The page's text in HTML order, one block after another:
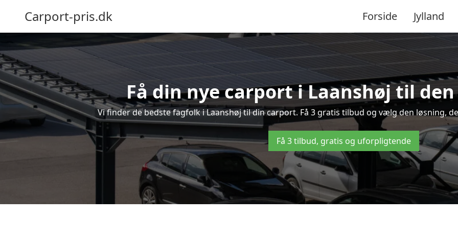
Carport-pris.dk Forside Jylland
Få din nye carport i Laanshøj til
Vi finder de bedste fagfolk i Laanshøj til din carport. Få 3 gratis tilbud og vælg den løsning,
Få 3 tilbud, gratis og uforpligtende